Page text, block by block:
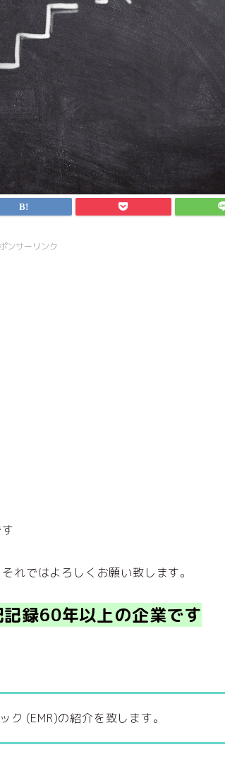
ンサーリンク
れではよろしくお願い致します。
録60年以上の企業です
(EMR)の紹介を致します。